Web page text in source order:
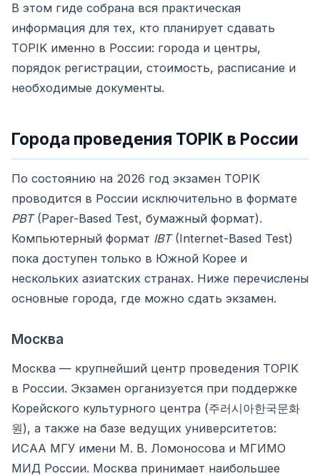
В этом гиде собрана вся практическая
информация для тех, кто планирует сдавать
TOPIK именно в России: города и центры,
порядок регистрации, стоимость, расписание и
необходимые документы.
Города проведения TOPIK в России
По состоянию на 2026 год экзамен TOPIK
проводится в России исключительно в формате
PBT(Paper-Based Test, бумажный формат).
Компьютерный формат IBT(Internet-Based Test)
пока доступен только в Южной Корее и
нескольких азиатских странах. Ниже перечислены
основные города, где можно сдать экзамен.
Москва
Москва — крупнейший центр проведения TOPIK
в России. Экзамен организуется при поддержке
Корейского культурного центра (주러시아한국문화
원), а также на базе ведущих университетов:
ИСАА МГУ имени М. В. Ломоносова и МГИМО
МИД России. Москва принимает наибольшее